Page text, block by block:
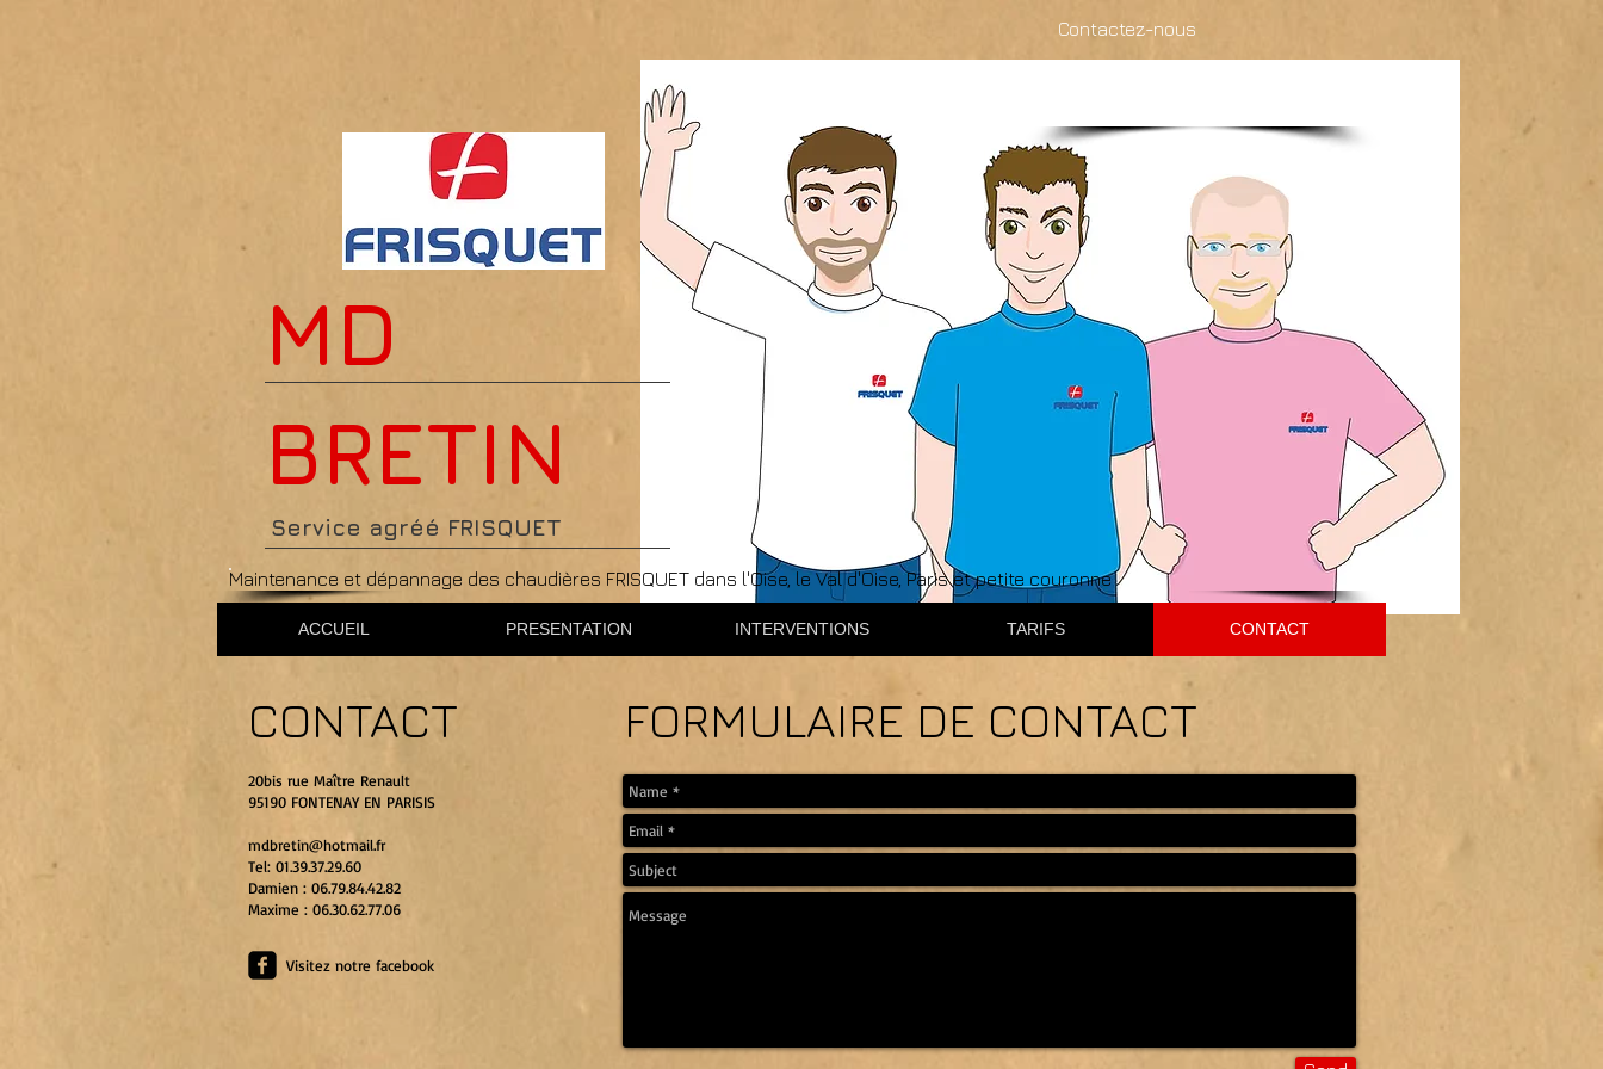
MD
BRETIN
Service agréé FRISQUET
Maintenance et dépannage des chaudières FRISQUET dans l'Oise, le Val d'Oise, Paris et petite couronne
CONTACT
20bis rue Maître Renault
95190 FONTENAY EN PARISIS
mdbretin@hotmail.fr
Tel: 01.39.37.29.60
Damien : 06.79.84.42.82
Maxime : 06.30.62.77.06
Visitez notre facebook
FORMULAIRE DE CONTACT
Contactez-nous
01.39.37.29.60
ACCUEIL PRESENTATION INTERVENTIONS TARIFS CONTACT